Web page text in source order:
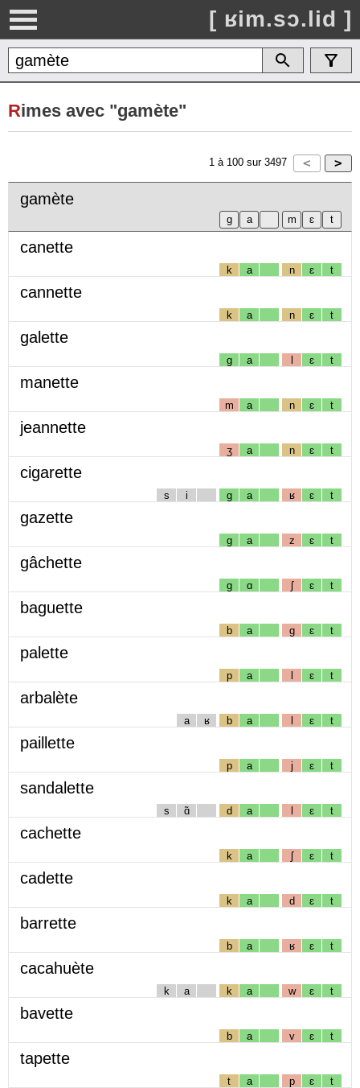
[ ʁim.sɔ.lid ]
Rimes avec "gamète"
1 à 100 sur 3497
gamète
canette
k a n ɛ t
cannette
k a n ɛ t
galette
g a l ɛ t
manette
m a n ɛ t
jeannette
ʒ a n ɛ t
cigarette
s i g a ʁ ɛ t
gazette
g a z ɛ t
gâchette
g ɑ ʃ ɛ t
baguette
b a g ɛ t
palette
p a l ɛ t
arbalète
a ʁ b a l ɛ t
paillette
p a j ɛ t
sandalette
s ɑ̃ d a l ɛ t
cachette
k a ʃ ɛ t
cadette
k a d ɛ t
barrette
b a ʁ ɛ t
cacahuète
k a k a w ɛ t
bavette
b a v ɛ t
tapette
t a p ɛ t